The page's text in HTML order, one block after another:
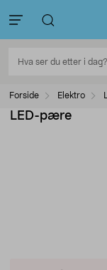
Forside Elektro
LED-pære